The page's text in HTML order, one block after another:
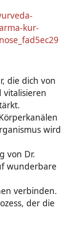
die dich von
wird
von Dr.
wunderbare
verbinden.
der die